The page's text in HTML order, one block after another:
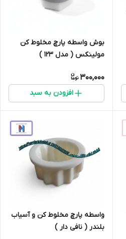
بوش واسطه پارچ مخلوط کن
مولینکس ( مدل 123 )
300,000
افزودن به سبد
واسطه پارچ مخلوط کن و آسیاب
بلندر ( نافی دار )